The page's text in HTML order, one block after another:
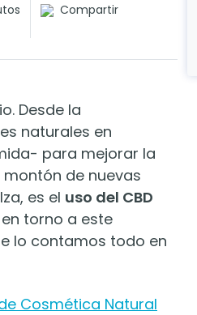
Compartir
Desde la
naturales en
para mejorar la
de nuevas
es el uso del CBD
torno a este
lo contamos todo en
Cosmética Natural